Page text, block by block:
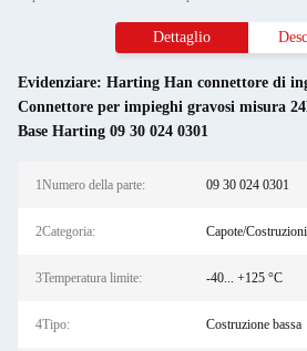
Dettaglio
Evidenziare: Harting Han connettore di
Connettore per impieghi gravosi misura
Base Harting 09 30 024 0301
1Numero della parte: 09 30 024 0301
2Categoria: Capote/Costruzioni
3Temperatura limite: -40... +125 °C
4Tipo: Costruzione bassa